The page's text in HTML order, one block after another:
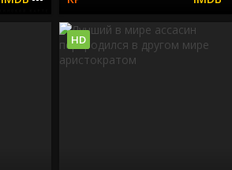
HD